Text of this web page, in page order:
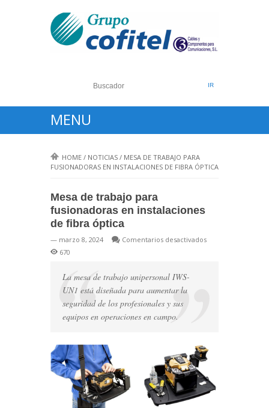
MENU
HOME / NOTICIAS / MESA DE TRABAJO PARA
FUSIONADORAS EN INSTALACIONES DE FIBRA ÓPTICA
Mesa de trabajo para
fusionadoras en instalaciones
de fibra óptica
— marzo 8, 2024 Comentarios desactivadosen
fibra
óptica
670
La mesa de trabajo unipersonal IWS-
UN1 está diseñada para aumentar la
seguridad de los profesionales y sus
equipos en operaciones en campo.